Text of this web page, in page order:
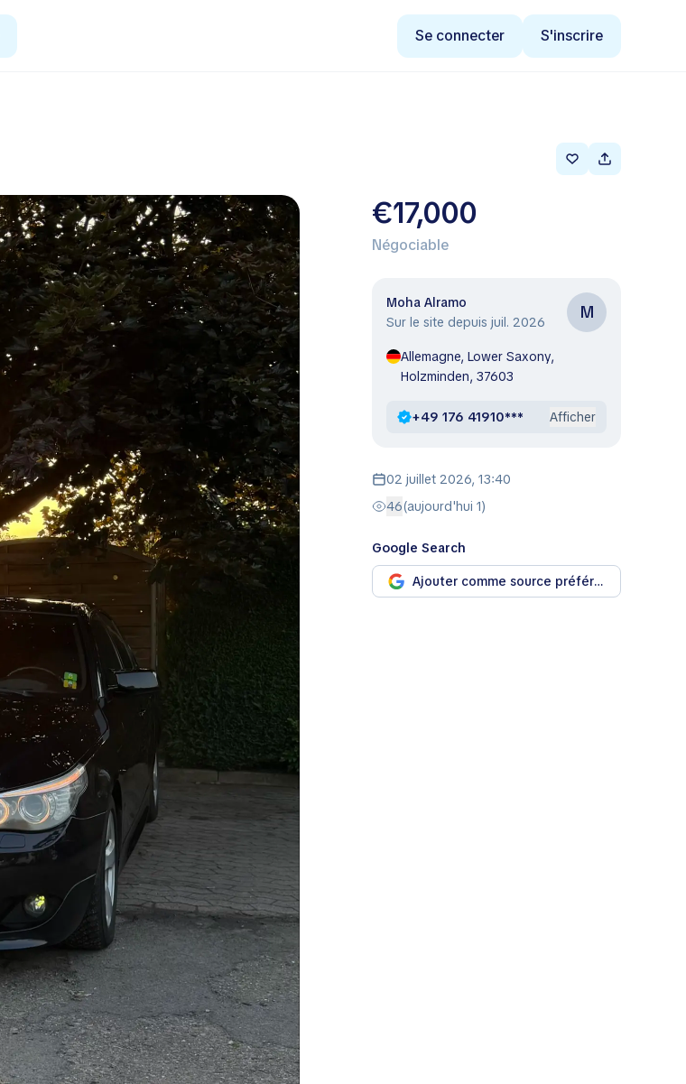
Se connecter S'inscrire
€17,000
Négociable
Moha Alramo
Sur le site depuis juil. 2026
M
Allemagne, Lower Saxony,
Holzminden, 37603
+49 176 41910*** Afficher
02 juillet 2026, 13:40
46(aujourd'hui 1)
Google Search
Ajouter comme source préférée